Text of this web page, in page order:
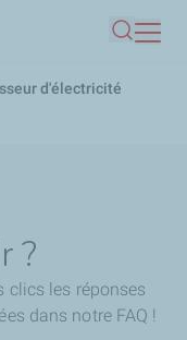
d'électricité
?
clics les réponses
dans notre FAQ !